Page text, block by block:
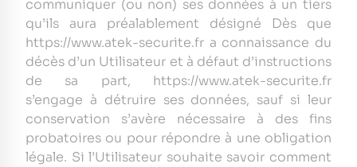
communiquer (ou non) ses données à un tiers
qu’ils aura préalablement désigné Dès que
https://www.atek-securite.fr a connaissance du
décès d’un Utilisateur et à défaut d’instructions
de sa part, https://www.atek-securite.fr
s’engage à détruire ses données, sauf si leur
conservation s’avère nécessaire à des fins
probatoires ou pour répondre à une obligation
légale. Si l’Utilisateur souhaite savoir comment